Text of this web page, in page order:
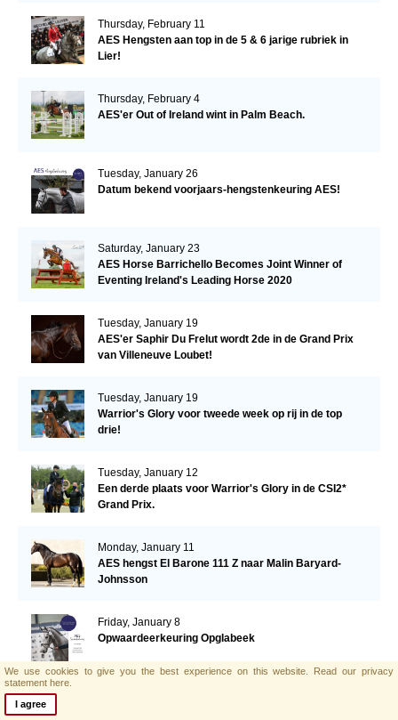
Thursday, February 11
AES Hengsten aan top in de 5 & 6 jarige rubriek in
Lier!
Thursday, February 4
AES'er Out of Ireland wint in Palm Beach.
Tuesday, January 26
Datum bekend voorjaars-hengstenkeuring AES!
Saturday, January 23
AES Horse Barrichello Becomes Joint Winner of
Eventing Ireland's Leading Horse 2020
Tuesday, January 19
AES'er Saphir Du Frelut wordt 2de in de Grand Prix
van Villeneuve Loubet!
Tuesday, January 19
Warrior's Glory voor tweede week op rij in de top
drie!
Tuesday, January 12
Een derde plaats voor Warrior's Glory in de CSI2*
Grand Prix.
Monday, January 11
AES hengst El Barone 111 Z naar Malin Baryard-
Johnsson
Friday, January 8
Opwaardeerkeuring Opglabeek
We use cookies to give you the best experience on this website. Read our privacy
statement here.
I agree